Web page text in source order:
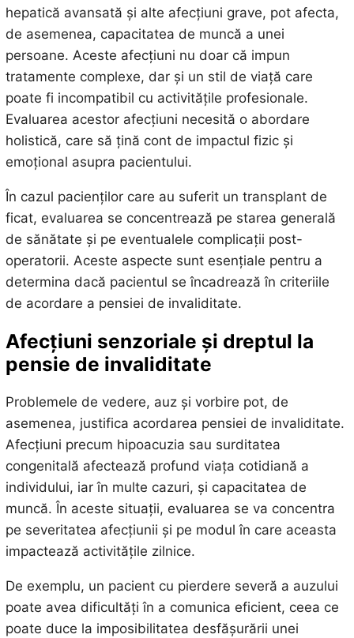
hepatică avansată și alte afecțiuni grave, pot afecta,
de asemenea, capacitatea de muncă a unei
persoane. Aceste afecțiuni nu doar că impun
tratamente complexe, dar și un stil de viață care
poate fi incompatibil cu activitățile profesionale.
Evaluarea acestor afecțiuni necesită o abordare
holistică, care să țină cont de impactul fizic și
emoțional asupra pacientului.
În cazul pacienților care au suferit un transplant de
ficat, evaluarea se concentrează pe starea generală
de sănătate și pe eventualele complicații post-
operatorii. Aceste aspecte sunt esențiale pentru a
determina dacă pacientul se încadrează în criteriile
de acordare a pensiei de invaliditate.
Afecțiuni senzoriale și dreptul la
pensie de invaliditate
Problemele de vedere, auz și vorbire pot, de
asemenea, justifica acordarea pensiei de invaliditate.
Afecțiuni precum hipoacuzia sau surditatea
congenitală afectează profund viața cotidiană a
individului, iar în multe cazuri, și capacitatea de
muncă. În aceste situații, evaluarea se va concentra
pe severitatea afecțiunii și pe modul în care aceasta
impactează activitățile zilnice.
De exemplu, un pacient cu pierdere severă a auzului
poate avea dificultăți în a comunica eficient, ceea ce
poate duce la imposibilitatea desfășurării unei